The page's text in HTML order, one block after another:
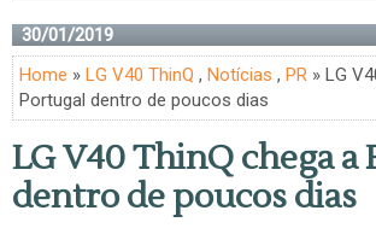
30/01/2019
Home » LG V40 ThinQ , Notícias , PR » LG
Portugal dentro de poucos dias
LG V40 ThinQ chega a
dentro de poucos dias